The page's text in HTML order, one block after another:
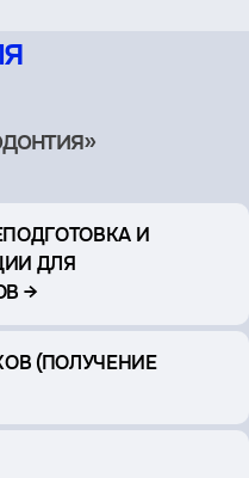
И
ДЛЯ
→
(ПОЛУЧЕНИЕ